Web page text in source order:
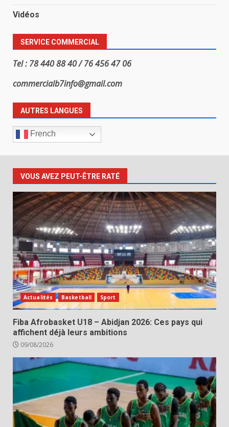
Vidéos
SERVICE COMMERCIAL
Tel : 78 440 88 40 / 76 456 47 06
commercialb7info@gmail.com
AUTRES LANGUES
French
VOUS AVEZ PEUT-ÊTRE RATÉ
Actualités Basketball Sport
Fiba Afrobasket U18 – Abidjan 2026: Ces pays qui
affichent déjà leurs ambitions
09/08/2026